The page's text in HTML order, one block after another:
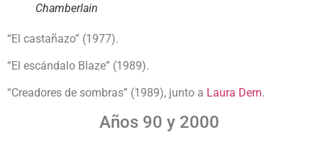
Chamberlain
“El castañazo” (1977).
“El escándalo Blaze” (1989).
“Creadores de sombras” (1989), junto a Laura Dern.
Años 90 y 2000